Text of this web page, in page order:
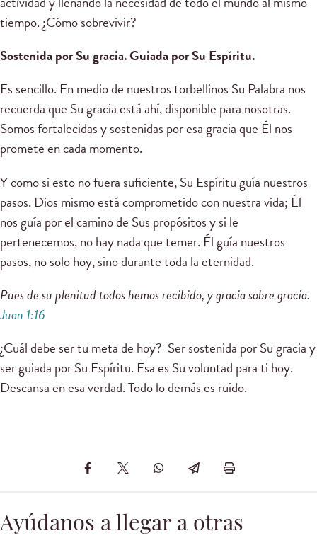
tiempo. ¿Cómo sobrevivir?
Sostenida por Su gracia. Guiada por Su Espíritu.
Es sencillo. En medio de nuestros torbellinos Su Palabra nos
recuerda que Su gracia está ahí, disponible para nosotras.
Somos fortalecidas y sostenidas por esa gracia que Él nos
promete en cada momento.
Y como si esto no fuera suficiente, Su Espíritu guía nuestros
pasos. Dios mismo está comprometido con nuestra vida; Él
nos guía por el camino de Sus propósitos y si le
pertenecemos, no hay nada que temer. Él guía nuestros
pasos, no solo hoy, sino durante toda la eternidad.
Pues de su plenitud todos hemos recibido, y gracia sobre gracia.
Juan 1:16
¿Cuál debe ser tu meta de hoy? Ser sostenida por Su gracia y
ser guiada por Su Espíritu. Esa es Su voluntad para ti hoy.
Descansa en esa verdad. Todo lo demás es ruido.
Ayúdanos a llegar a otras